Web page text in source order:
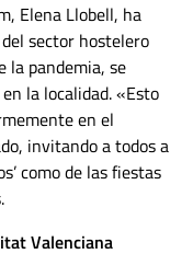
Elena Llobell, ha
sector hostelero
la pandemia, se
la localidad. «Esto
en el
invitando a todos a
como de las fiestas
Valenciana